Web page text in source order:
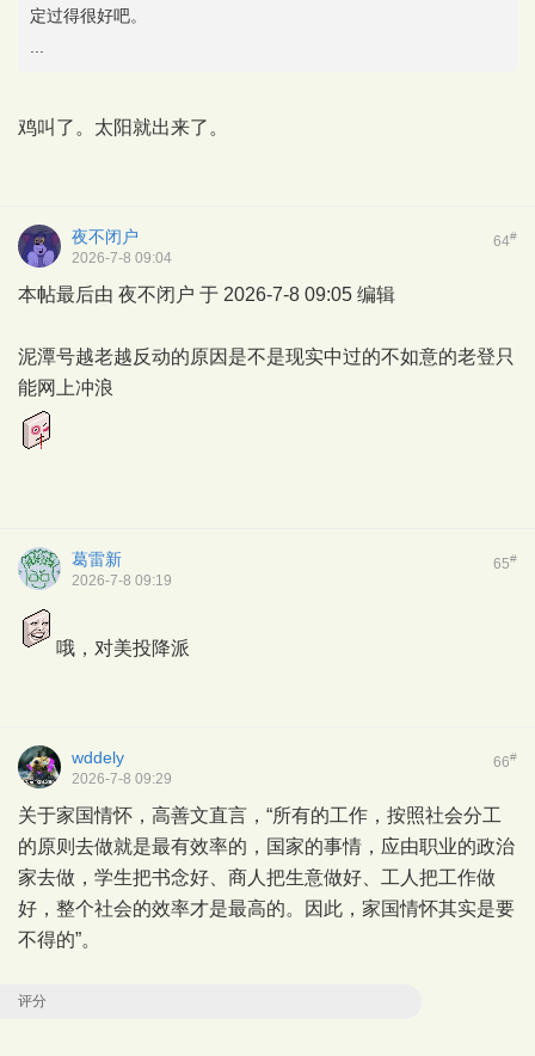
定过得很好吧。
...
鸡叫了。太阳就出来了。
64#
夜不闭户
2026-7-8 09:04
本帖最后由 夜不闭户 于 2026-7-8 09:05 编辑
泥潭号越老越反动的原因是不是现实中过的不如意的老登只
能网上冲浪
65#
葛雷新
2026-7-8 09:19
哦，对美投降派
66#
wddely
2026-7-8 09:29
关于家国情怀，高善文直言，“所有的工作，按照社会分工
的原则去做就是最有效率的，国家的事情，应由职业的政治
家去做，学生把书念好、商人把生意做好、工人把工作做
好，整个社会的效率才是最高的。因此，家国情怀其实是要
不得的”。
评分